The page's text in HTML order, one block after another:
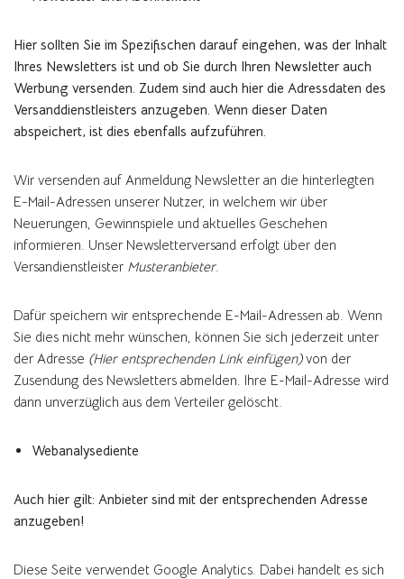
Hier sollten Sie im Spezifischen darauf eingehen, was der Inhalt
Ihres Newsletters ist und ob Sie durch Ihren Newsletter auch
Werbung versenden. Zudem sind auch hier die Adressdaten des
Versanddienstleisters anzugeben. Wenn dieser Daten
abspeichert, ist dies ebenfalls aufzuführen.
Wir versenden auf Anmeldung Newsletter an die hinterlegten
E-Mail-Adressen unserer Nutzer, in welchem wir über
Neuerungen, Gewinnspiele und aktuelles Geschehen
informieren. Unser Newsletterversand erfolgt über den
Versandienstleister Musteranbieter.
Dafür speichern wir entsprechende E-Mail-Adressen ab. Wenn
Sie dies nicht mehr wünschen, können Sie sich jederzeit unter
der Adresse (Hier entsprechenden Link einfügen)von der
Zusendung des Newsletters abmelden. Ihre E-Mail-Adresse wird
dann unverzüglich aus dem Verteiler gelöscht.
Webanalysediente
Auch hier gilt: Anbieter sind mit der entsprechenden Adresse
anzugeben!
Diese Seite verwendet Google Analytics. Dabei handelt es sich